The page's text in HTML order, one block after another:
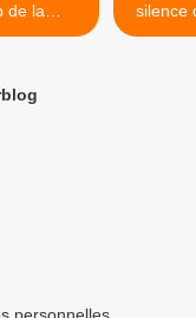
de la